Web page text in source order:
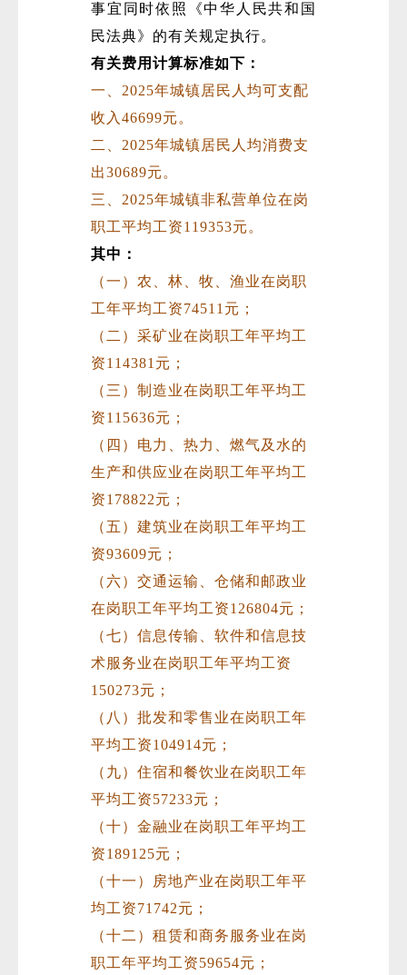
事宜同时依照《中华人民共和国
民法典》的有关规定执行。
有关费用计算标准如下：
一、2025年城镇居民人均可支配
收入46699元。
二、2025年城镇居民人均消费支
出30689元。
三、2025年城镇非私营单位在岗
职工平均工资119353元。
其中：
（一）农、林、牧、渔业在岗职
工年平均工资74511元；
（二）采矿业在岗职工年平均工
资114381元；
（三）制造业在岗职工年平均工
资115636元；
（四）电力、热力、燃气及水的
生产和供应业在岗职工年平均工
资178822元；
（五）建筑业在岗职工年平均工
资93609元；
（六）交通运输、仓储和邮政业
在岗职工年平均工资126804元；
（七）信息传输、软件和信息技
术服务业在岗职工年平均工资
150273元；
（八）批发和零售业在岗职工年
平均工资104914元；
（九）住宿和餐饮业在岗职工年
平均工资57233元；
（十）金融业在岗职工年平均工
资189125元；
（十一）房地产业在岗职工年平
均工资71742元；
（十二）租赁和商务服务业在岗
职工年平均工资59654元；